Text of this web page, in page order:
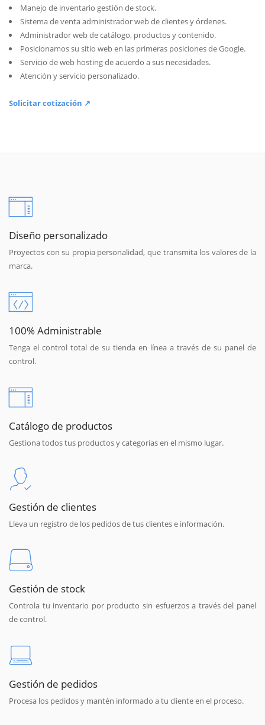
Manejo de inventario gestión de stock.
Sistema de venta administrador web de clientes y órdenes.
Administrador web de catálogo, productos y contenido.
Posicionamos su sitio web en las primeras posiciones de Google.
Servicio de web hosting de acuerdo a sus necesidades.
Atención y servicio personalizado.
Solicitar cotización ↗
Diseño personalizado
Proyectos con su propia personalidad, que transmita los valores de la
marca.
100% Administrable
Tenga el control total de su tienda en línea a través de su panel de
control.
Catálogo de productos
Gestiona todos tus productos y categorías en el mismo lugar.
Gestión de clientes
Lleva un registro de los pedidos de tus clientes e información.
Gestión de stock
Controla tu inventario por producto sin esfuerzos a través del panel
de control.
Gestión de pedidos
Procesa los pedidos y mantén informado a tu cliente en el proceso.